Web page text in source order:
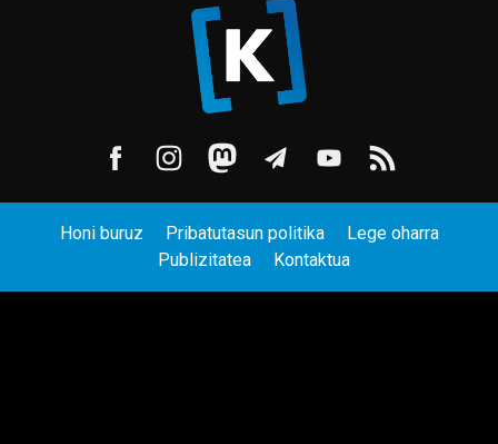
Honi buruz Pribatutasun politika
Lege oharra
Publizitatea
Kontaktua